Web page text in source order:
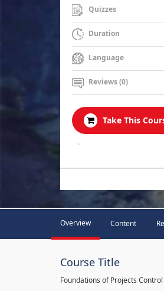
Quizzes
Duration
Language
Reviews (0)
Take This
.
Overview Content
Course Title